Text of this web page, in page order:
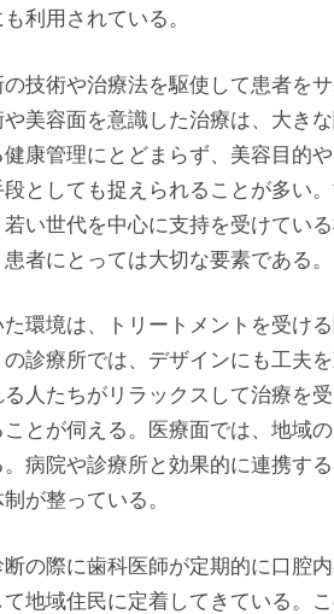
利用されている。
技術や治療法を駆使して患者を
美容面を意識した治療は、大き
康管理にとどまらず、美容目的
としても捉えられることが多い
い世代を中心に支持を受けてい
者にとっては大切な要素である。
環境は、トリートメントを受け
診療所では、デザインにも工夫
人たちがリラックスして治療を
とが伺える。医療面では、地域
病院や診療所と効果的に連携す
が整っている。
の際に歯科医師が定期的に口腔
地域住民に定着してきている。